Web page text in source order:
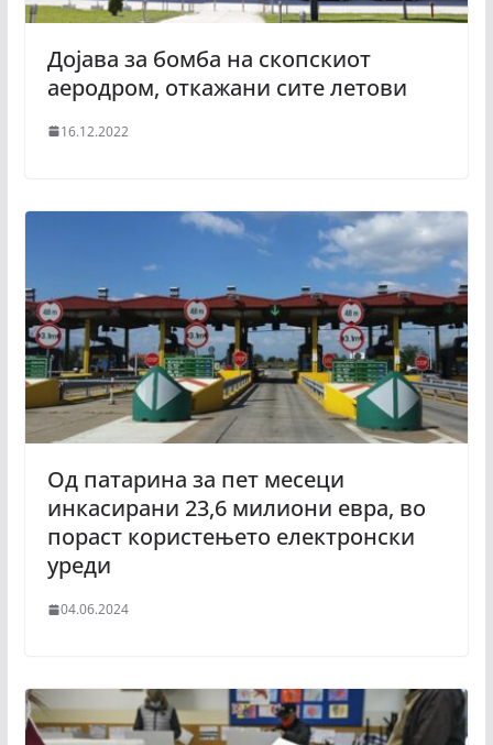
Дојава за бомба на скопскиот
аеродром, откажани сите летови
16.12.2022
Од патарина за пет месеци
инкасирани 23,6 милиони евра, во
пораст користењето електронски
уреди
04.06.2024